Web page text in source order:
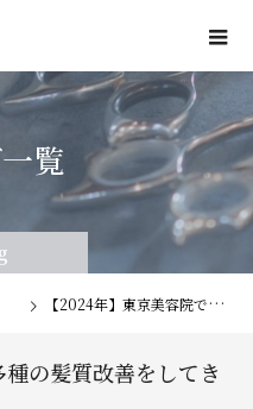
覧
【2024年】東京美容院で多種の髪質改善をしてきた研究記録
種の髪質改善をしてき